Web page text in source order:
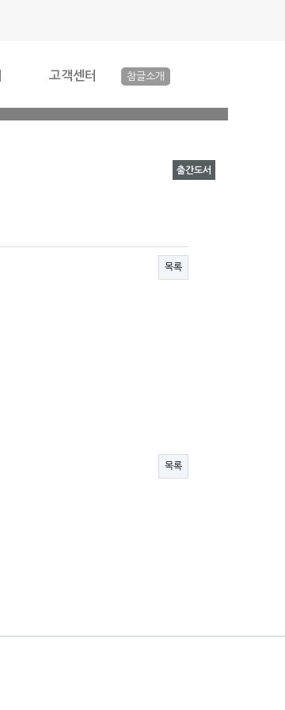
고객센터 참글소개
출간도서
목록
목록